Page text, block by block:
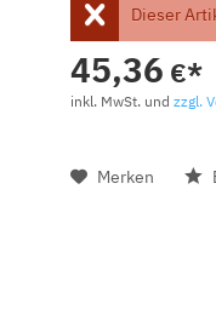
Dieser
45,36 €*
inkl. MwSt. und zzgl.
Merken